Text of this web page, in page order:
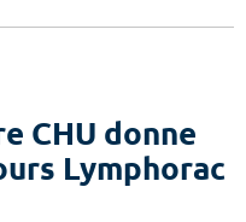
CHU donne
Lymphorac